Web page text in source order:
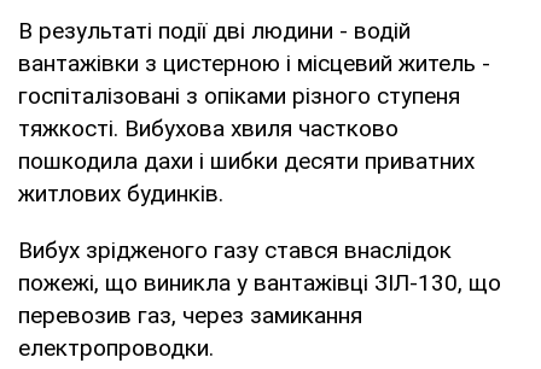
В результаті події дві людини - водій
вантажівки з цистерною і місцевий житель -
госпіталізовані з опіками різного ступеня
тяжкості. Вибухова хвиля частково
пошкодила дахи і шибки десяти приватних
житлових будинків.
Вибух зрідженого газу стався внаслідок
пожежі, що виникла у вантажівці ЗІЛ-130, що
перевозив газ, через замикання
електропроводки.